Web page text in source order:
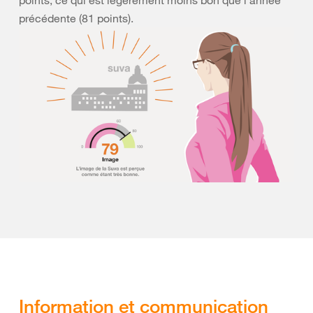
précédente (81 points).
Information et communication